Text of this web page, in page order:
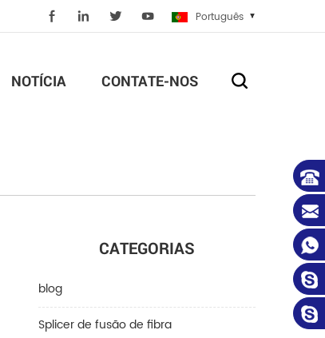
Português
NOTÍCIA CONTATE-NOS
CATEGORIAS
blog
Splicer de fusão de fibra